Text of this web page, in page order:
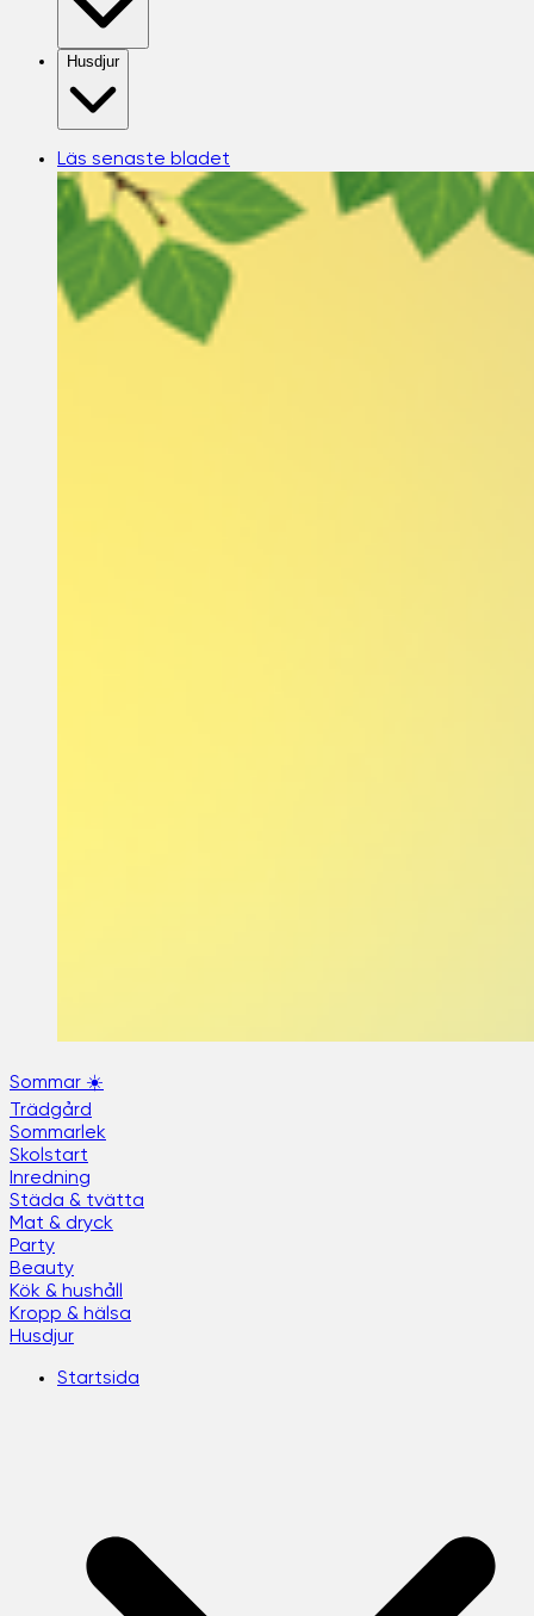
Husdjur
Läs senaste bladet
Sommar ☀️
Trädgård
Sommarlek
Skolstart
Inredning
Städa & tvätta
Mat & dryck
Party
Beauty
Kök & hushåll
Kropp & hälsa
Husdjur
Startsida